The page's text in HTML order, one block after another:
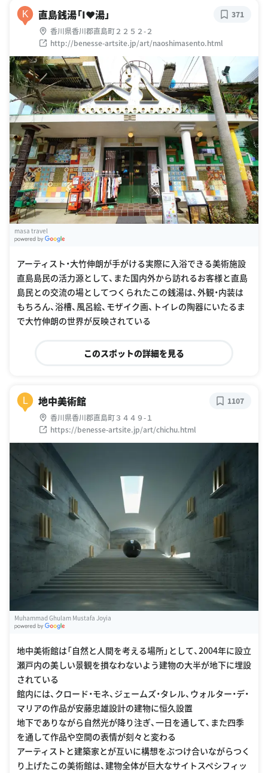
K 直島銭湯「I♥湯」
香川県香川郡直島町２２５２-２
http://benesse-artsite.jp/art/naoshimasento.html
371
masa travel
アーティスト・大竹伸朗が手がける実際に入浴できる美術施設
直島島民の活力源として、また国内外から訪れるお客様と直島
島民との交流の場としてつくられたこの銭湯は、外観・内装は
もちろん、浴槽、風呂絵、モザイク画、トイレの陶器にいたるま
で大竹伸朗の世界が反映されている
このスポットの詳細を見る
L 地中美術館
香川県香川郡直島町３４４９-１
https://benesse-artsite.jp/art/chichu.html
1107
Muhammad Ghulam Mustafa Joyia
地中美術館は「自然と人間を考える場所」として、2004年に設立
瀬戸内の美しい景観を損なわないよう建物の大半が地下に埋設
されている
館内には、クロード・モネ、ジェームズ・タレル、ウォルター・デ・
マリアの作品が安藤忠雄設計の建物に恒久設置
地下でありながら自然光が降り注ぎ、一日を通して、また四季
を通して作品や空間の表情が刻々と変わる
アーティストと建築家とが互いに構想をぶつけ合いながらつく
り上げたこの美術館は、建物全体が巨大なサイトスペシフィッ